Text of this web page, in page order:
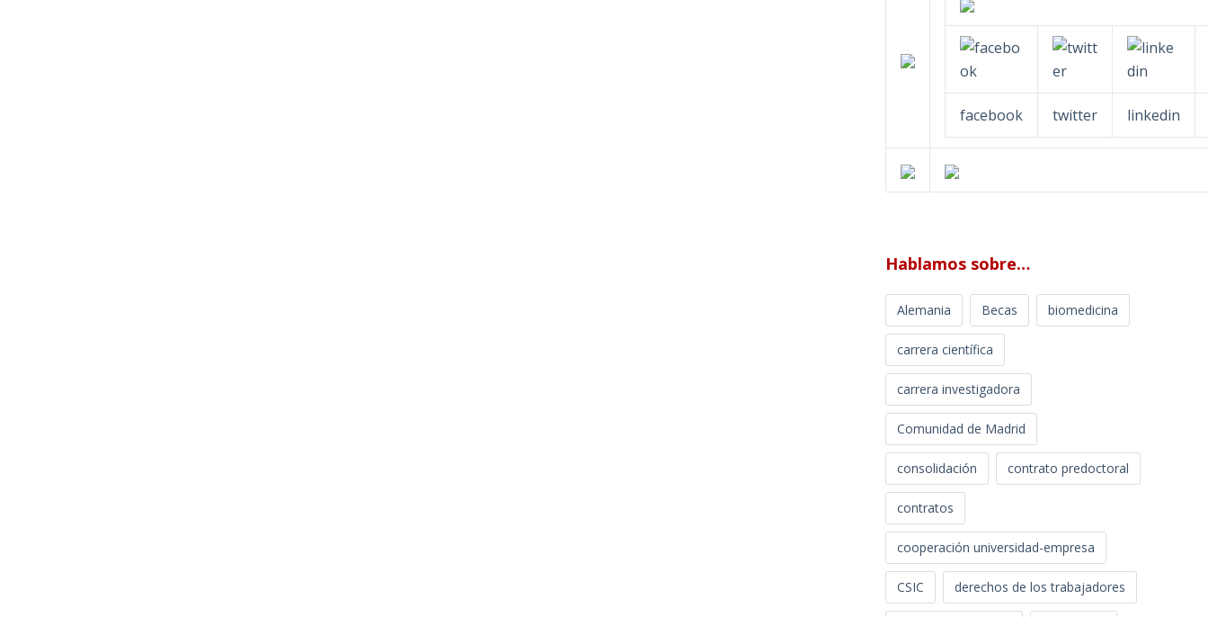
facebook twitter linkedin
Hablamos sobre…
Alemania Becas biomedicina
carrera científica
carrera investigadora
Comunidad de Madrid
consolidación contrato predoctoral
contratos
cooperación universidad-empresa
CSIC derechos de los trabajadores